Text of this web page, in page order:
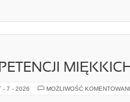
- 7 - 2026 MOŻLIWOŚĆ